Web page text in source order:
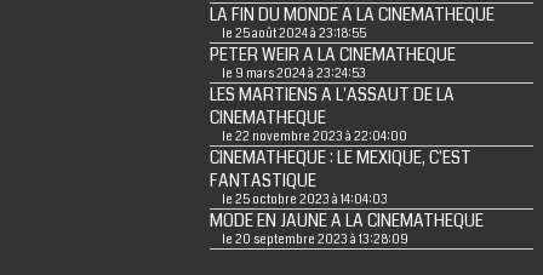
LA FIN DU MONDE A LA CINEMATHEQUE
le 25 août 2024 à 23:18:55
PETER WEIR A LA CINEMATHEQUE
le 9 mars 2024 à 23:24:53
LES MARTIENS A L'ASSAUT DE LA
CINEMATHEQUE
le 22 novembre 2023 à 22:04:00
CINEMATHEQUE : LE MEXIQUE, C'EST
FANTASTIQUE
le 25 octobre 2023 à 14:04:03
MODE EN JAUNE A LA CINEMATHEQUE
le 20 septembre 2023 à 13:28:09